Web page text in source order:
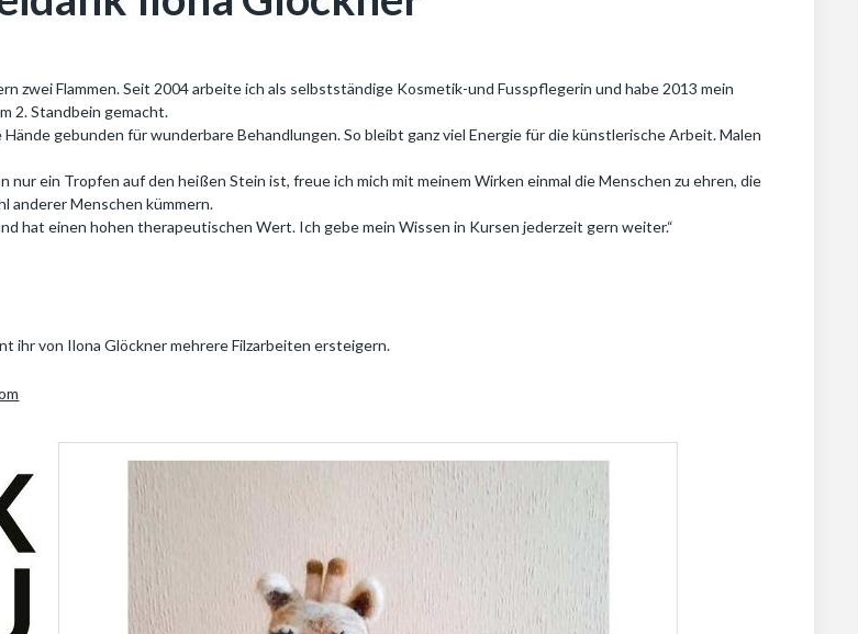
zwei Flammen. Seit 2004 arbeite ich als selbstständige Kosmetik-und Fusspflegerin und habe 2013 mein
2. Standbein gemacht.
Hände gebunden für wunderbare Behandlungen. So bleibt ganz viel Energie für die künstlerische Arbeit. Malen
nur ein Tropfen auf den heißen Stein ist, freue ich mich mit meinem Wirken einmal die Menschen zu ehren, die
anderer Menschen kümmern.
hat einen hohen therapeutischen Wert. Ich gebe mein Wissen in Kursen jederzeit gern weiter.“
ihr von Ilona Glöckner mehrere Filzarbeiten ersteigern.